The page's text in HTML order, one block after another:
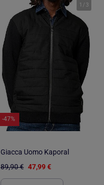
1 / 3
-47%
Giacca Uomo Kaporal
89,90 € 47,99 €